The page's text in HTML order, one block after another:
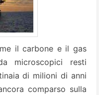
il carbone e il gas
microscopici resti
di milioni di anni
comparso sulla